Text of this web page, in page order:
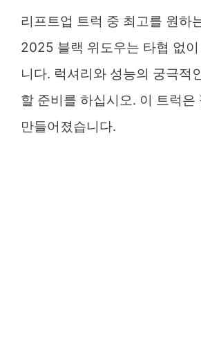
리프트업 트럭 중 최고를 원하
2025 블랙 위도우는 타협 없
니다. 럭셔리와 성능의 궁극적
할 준비를 하십시오. 이 트럭은
만들어졌습니다.